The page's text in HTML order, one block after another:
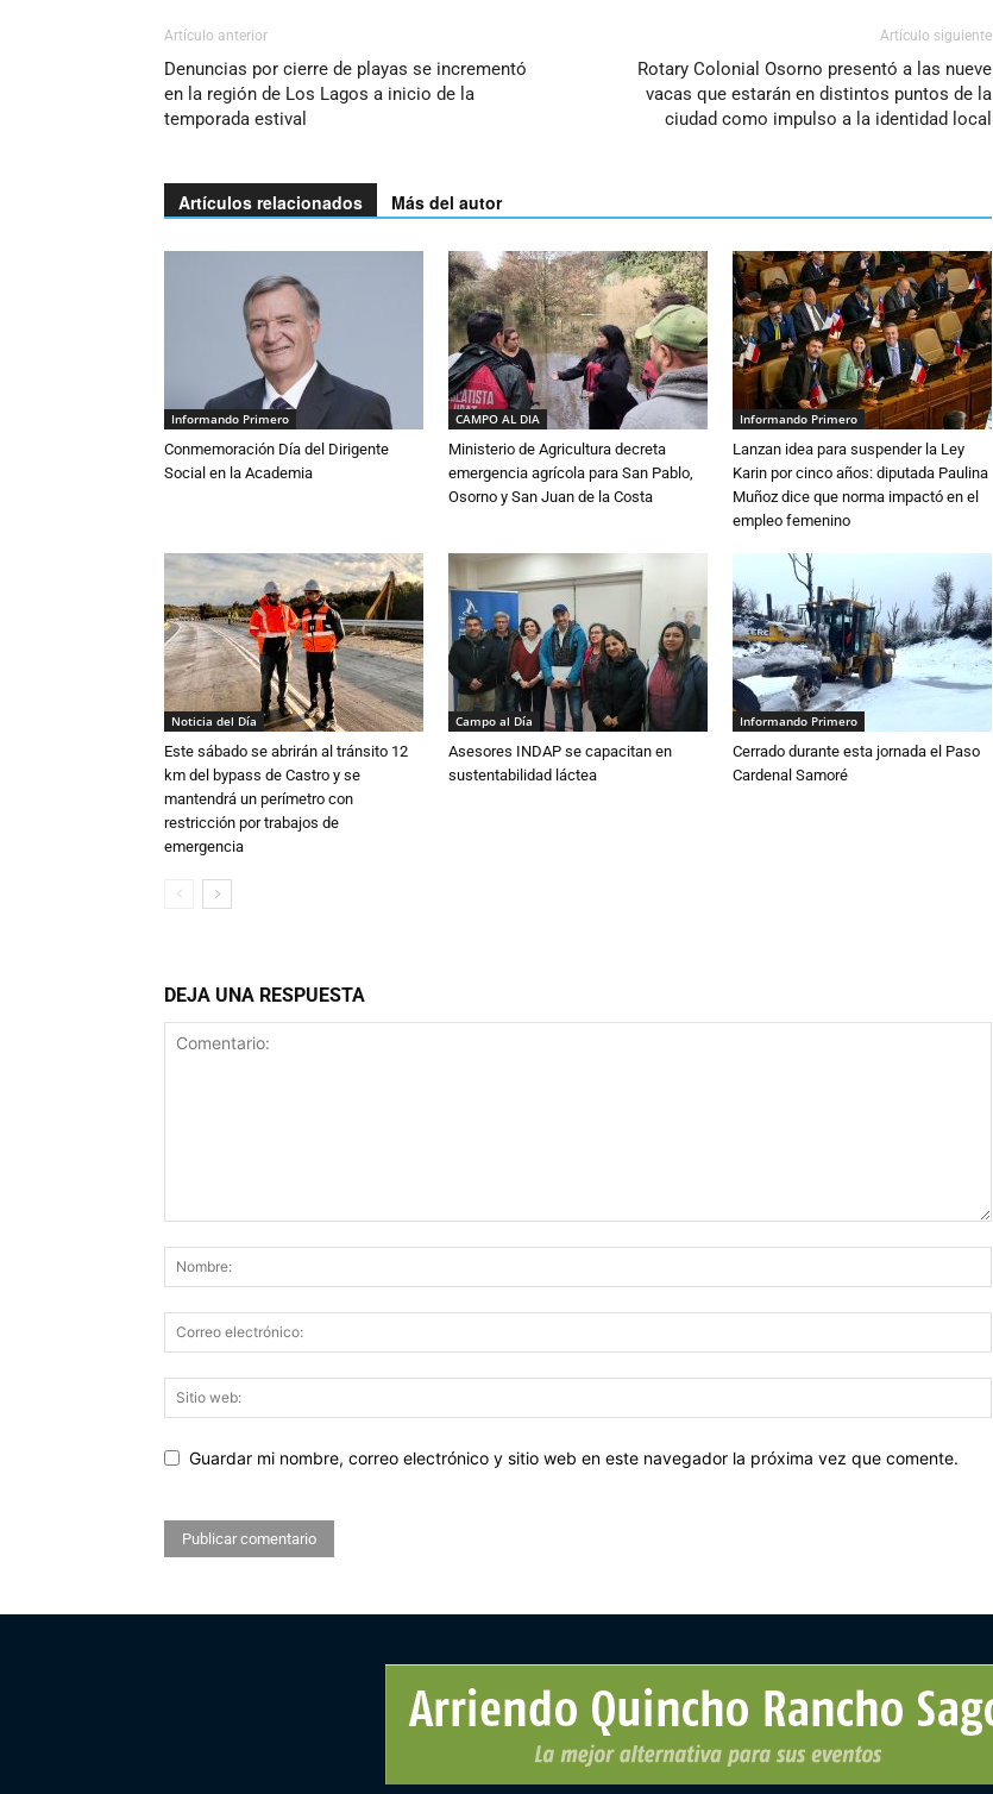
Artículo anterior
Denuncias por cierre de playas se incrementó
en la región de Los Lagos a inicio de la
temporada estival
Artículo siguiente
Rotary Colonial Osorno presentó a las nueve
vacas que estarán en distintos puntos de la
ciudad como impulso a la identidad local
Artículos relacionados Más del autor
Informando Primero
Conmemoración Día del Dirigente
Social en la Academia
CAMPO AL DIA
Ministerio de Agricultura decreta
emergencia agrícola para San Pablo,
Osorno y San Juan de la Costa
Informando Primero
Lanzan idea para suspender la Ley
Karin por cinco años: diputada Paulina
Muñoz dice que norma impactó en el
empleo femenino
Noticia del Día
Este sábado se abrirán al tránsito 12
km del bypass de Castro y se
mantendrá un perímetro con
restricción por trabajos de
emergencia
Campo al Día
Asesores INDAP se capacitan en
sustentabilidad láctea
Informando Primero
Cerrado durante esta jornada el Paso
Cardenal Samoré
DEJA UNA RESPUESTA
Guardar mi nombre, correo electrónico y sitio web en este navegador la próxima vez que comente.